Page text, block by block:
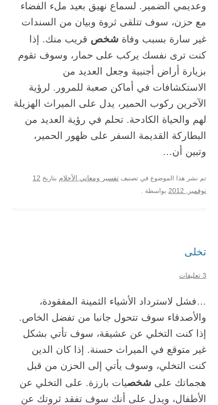
وعديمي الضمير. لسماع نهيق بعيد ملء الفضاء
مع حزن، سوف تتلقى ثروة وبيان من السندات
غير سارة بسبب وفاة شخص قريب منك. إذا
كنت ترى نفسك يركب على حمار، وسوف تقوم
بزيارة أراض أجنبية وجعل العديد من
الاستكشافات في أماكن صعبة للمرور. لرؤية
الآخرين ركوب الحمير، يدل على الميراث الهزيلة
لهم والحياة الكادحة. تحلم في رؤية العديد من
البطاركة القديمة السفر على ظهور الحمير،
وتبين أن…
تم نشر هذا الموضوع في تصنيف تفسير ومعاني الأحلام بتاريخ 12
نوفمبر, 2012
بواسطة .
تخلى
3 تعليقات
…فشل لاسترداد الأشياء الثمينة المفقودة،
والأصدقاء سوف تتحول جانبا من تفضل الخاص.
إذا كنت التخلي عن عشيقة، سوف تأتي بشكل
غير متوقع في الميراث حسنة. إذا كان الدين
كنت التخلي، وسوف يأتي إلى الحزن من قبل
هجماتك على شخصيات بارزة. على التخلي عن
الأطفال، ويدل على أنك سوف تفقد ثروتك عن